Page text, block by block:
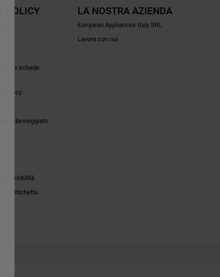
POLICY
e schede
Privacy
danneggiato
e etichetta
LA NOSTRA AZIENDA
European Appliances Italy SRL
Lavora con noi